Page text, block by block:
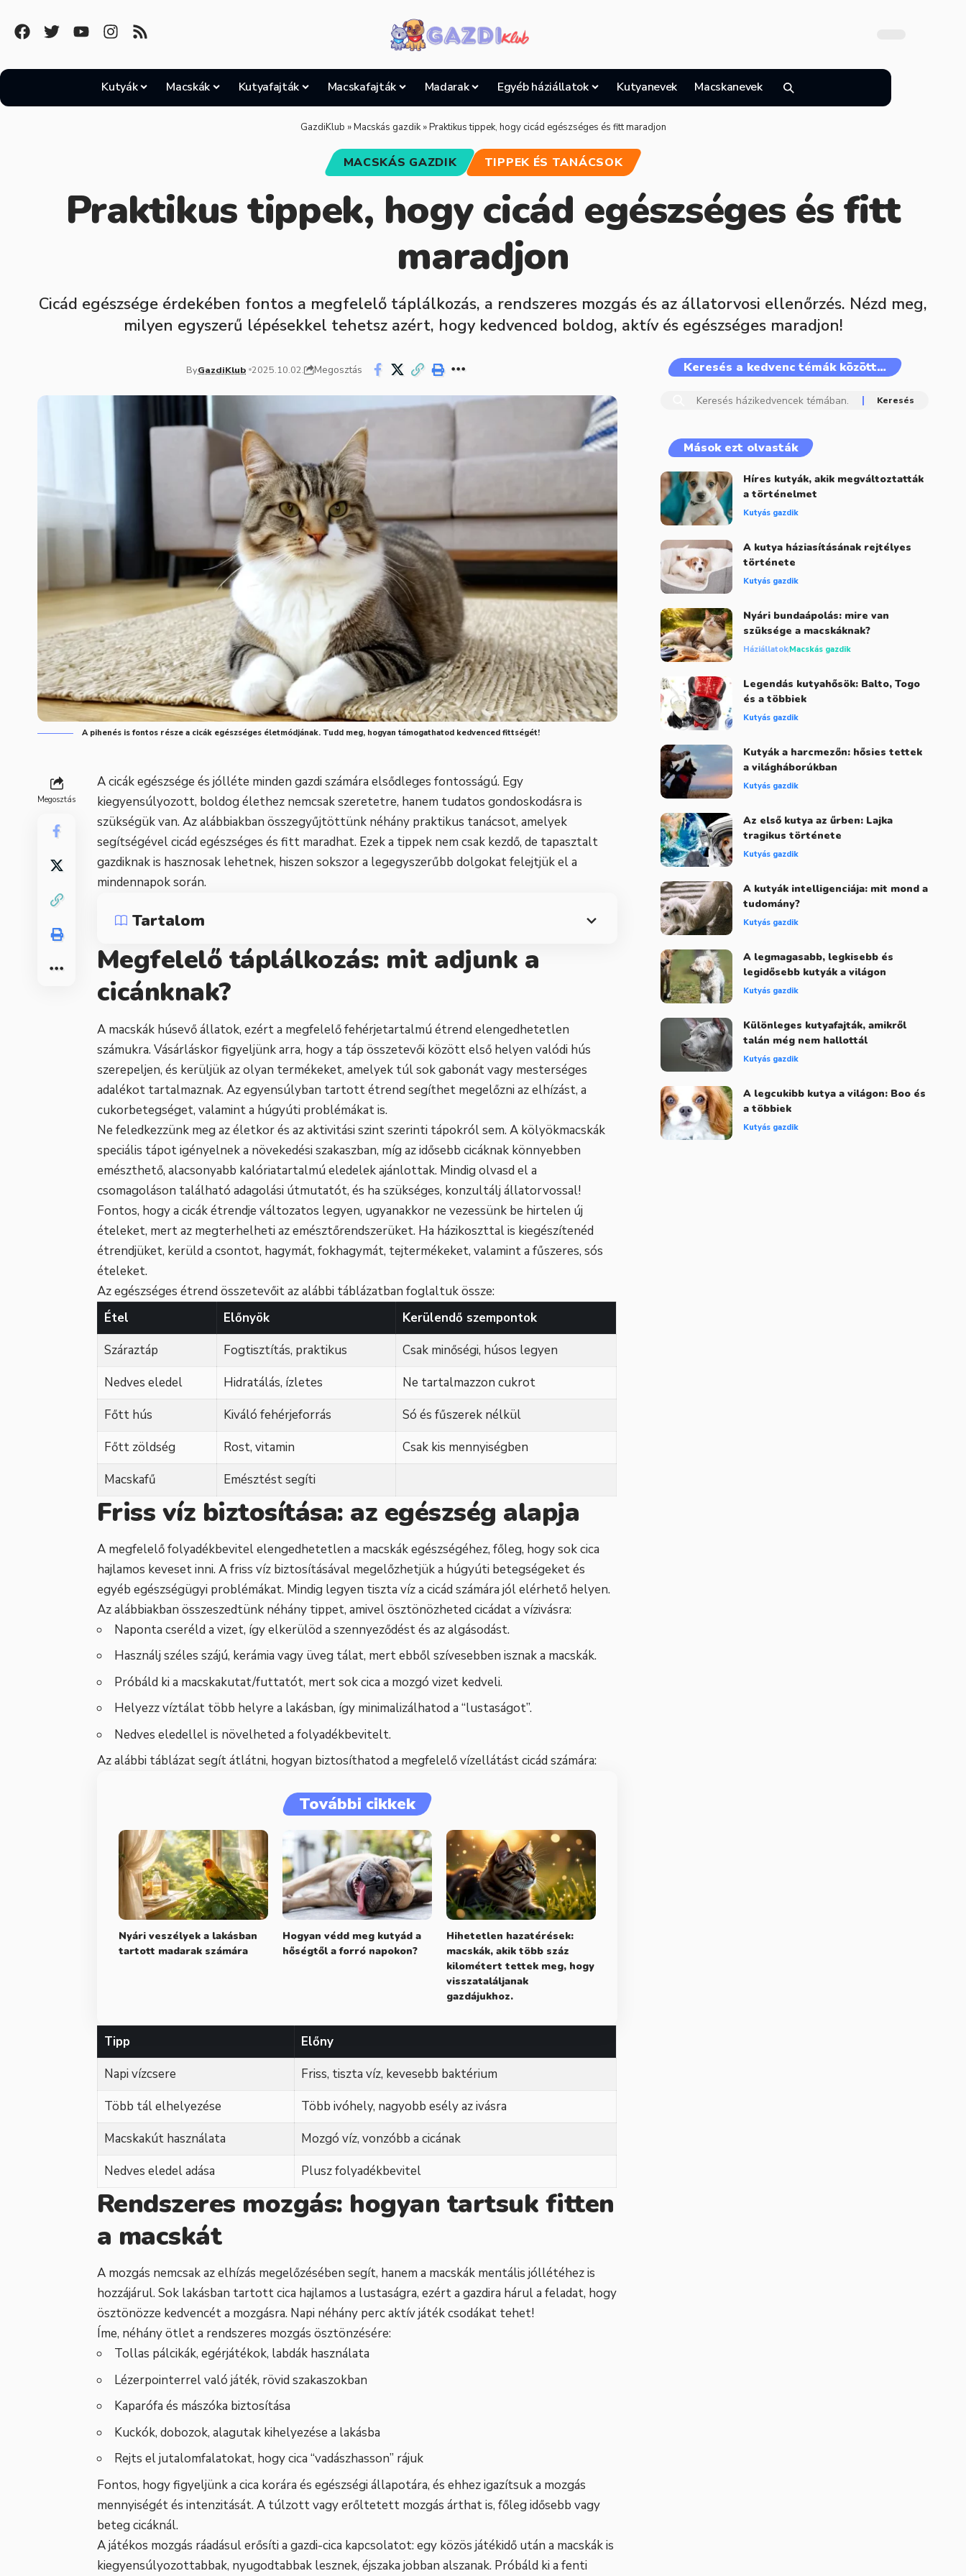
Kutyák Macskák Kutyafajták Macskafajták Madarak Egyéb háziállatok Kutyanevek Macskanevek
GazdiKlub »Macskás gazdik»Praktikus tippek, hogy cicád egészséges és fitt maradjon
MACSKÁS GAZDIK TIPPEK ÉS TANÁCSOK
Praktikus tippek, hogy cicád egészséges és fitt
maradjon
Cicád egészsége érdekében fontos a megfelelő táplálkozás, a rendszeres mozgás és az állatorvosi ellenőrzés. Nézd meg,
milyen egyszerű lépésekkel tehetsz azért, hogy kedvenced boldog, aktív és egészséges maradjon!
ByGazdiKlub 2025.10.02. Megosztás
A pihenés is fontos része a cicák egészséges életmódjának. Tudd meg, hogyan támogathatod kedvenced fittségét!
Megosztás
A cicák egészsége és jólléte minden gazdi számára elsődleges fontosságú. Egy
kiegyensúlyozott, boldog élethez nemcsak szeretetre, hanem tudatos gondoskodásra is
szükségük van. Az alábbiakban összegyűjtöttünk néhány praktikus tanácsot, amelyek
segítségével cicád egészséges és fitt maradhat. Ezek a tippek nem csak kezdő, de tapasztalt
gazdiknak is hasznosak lehetnek, hiszen sokszor a legegyszerűbb dolgokat felejtjük el a
mindennapok során.
Tartalom
Megfelelő táplálkozás: mit adjunk a
cicánknak?
A macskák húsevő állatok, ezért a megfelelő fehérjetartalmú étrend elengedhetetlen
számukra. Vásárláskor figyeljünk arra, hogy a táp összetevői között első helyen valódi hús
szerepeljen, és kerüljük az olyan termékeket, amelyek túl sok gabonát vagy mesterséges
adalékot tartalmaznak. Az egyensúlyban tartott étrend segíthet megelőzni az elhízást, a
cukorbetegséget, valamint a húgyúti problémákat is.
Ne feledkezzünk meg az életkor és az aktivitási szint szerinti tápokról sem. A kölyökmacskák
speciális tápot igényelnek a növekedési szakaszban, míg az idősebb cicáknak könnyebben
emészthető, alacsonyabb kalóriatartalmú eledelek ajánlottak. Mindig olvasd el a
csomagoláson található adagolási útmutatót, és ha szükséges, konzultálj állatorvossal!
Fontos, hogy a cicák étrendje változatos legyen, ugyanakkor ne vezessünk be hirtelen új
ételeket, mert az megterhelheti az emésztőrendszerüket. Ha házikoszttal is kiegészítenéd
étrendjüket, kerüld a csontot, hagymát, fokhagymát, tejtermékeket, valamint a fűszeres, sós
ételeket.
Az egészséges étrend összetevőit az alábbi táblázatban foglaltuk össze:
Étel
Előnyök
Kerülendő szempontok
Száraztáp
Fogtisztítás, praktikus
Csak minőségi, húsos legyen
Nedves eledel
Hidratálás, ízletes
Ne tartalmazzon cukrot
Főtt hús
Kiváló fehérjeforrás
Só és fűszerek nélkül
Főtt zöldség
Rost, vitamin
Csak kis mennyiségben
Macskafű
Emésztést segíti
Friss víz biztosítása: az egészség alapja
A megfelelő folyadékbevitel elengedhetetlen a macskák egészségéhez, főleg, hogy sok cica
hajlamos keveset inni. A friss víz biztosításával megelőzhetjük a húgyúti betegségeket és
egyéb egészségügyi problémákat. Mindig legyen tiszta víz a cicád számára jól elérhető helyen.
Az alábbiakban összeszedtünk néhány tippet, amivel ösztönözheted cicádat a vízivásra:
Naponta cseréld a vizet, így elkerülöd a szennyeződést és az algásodást.
Használj széles szájú, kerámia vagy üveg tálat, mert ebből szívesebben isznak a macskák.
Próbáld ki a macskakutat/futtatót, mert sok cica a mozgó vizet kedveli.
Helyezz víztálat több helyre a lakásban, így minimalizálhatod a “lustaságot”.
Nedves eledellel is növelheted a folyadékbevitelt.
Az alábbi táblázat segít átlátni, hogyan biztosíthatod a megfelelő vízellátást cicád számára:
További cikkek
Nyári veszélyek a lakásban
tartott madarak számára
Hogyan védd meg kutyád a
hőségtől a forró napokon?
Hihetetlen hazatérések:
macskák, akik több száz
kilométert tettek meg, hogy
visszataláljanak
gazdájukhoz.
Tipp
Előny
Napi vízcsere
Friss, tiszta víz, kevesebb baktérium
Több tál elhelyezése
Több ivóhely, nagyobb esély az ivásra
Macskakút használata
Mozgó víz, vonzóbb a cicának
Nedves eledel adása
Plusz folyadékbevitel
Rendszeres mozgás: hogyan tartsuk fitten
a macskát
A mozgás nemcsak az elhízás megelőzésében segít, hanem a macskák mentális jóllétéhez is
hozzájárul. Sok lakásban tartott cica hajlamos a lustaságra, ezért a gazdira hárul a feladat, hogy
ösztönözze kedvencét a mozgásra. Napi néhány perc aktív játék csodákat tehet!
Íme, néhány ötlet a rendszeres mozgás ösztönzésére:
Tollas pálcikák, egérjátékok, labdák használata
Lézerpointerrel való játék, rövid szakaszokban
Kaparófa és mászóka biztosítása
Kuckók, dobozok, alagutak kihelyezése a lakásba
Rejts el jutalomfalatokat, hogy cica “vadászhasson” rájuk
Fontos, hogy figyeljünk a cica korára és egészségi állapotára, és ehhez igazítsuk a mozgás
mennyiségét és intenzitását. A túlzott vagy erőltetett mozgás árthat is, főleg idősebb vagy
beteg cicáknál.
A játékos mozgás ráadásul erősíti a gazdi-cica kapcsolatot: egy közös játékidő után a macskák is
kiegyensúlyozottabbak, nyugodtabbak lesznek, éjszaka jobban alszanak. Próbáld ki a fenti
Keresés a kedvenc témák között…
Mások ezt olvasták
Híres kutyák, akik megváltoztatták
a történelmet
Kutyás gazdik
A kutya háziasításának rejtélyes
története
Kutyás gazdik
Nyári bundaápolás: mire van
szüksége a macskáknak?
HáziállatokMacskás gazdik
Legendás kutyahősök: Balto, Togo
és a többiek
Kutyás gazdik
Kutyák a harcmezőn: hősies tettek
a világháborúkban
Kutyás gazdik
Az első kutya az űrben: Lajka
tragikus története
Kutyás gazdik
A kutyák intelligenciája: mit mond a
tudomány?
Kutyás gazdik
A legmagasabb, legkisebb és
legidősebb kutyák a világon
Kutyás gazdik
Különleges kutyafajták, amikről
talán még nem hallottál
Kutyás gazdik
A legcukibb kutya a világon: Boo és
a többiek
Kutyás gazdik